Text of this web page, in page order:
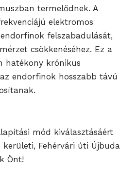
termelődnek. A
elektromos
felszabadulását,
csökkenéséhez. Ez a
hatékony krónikus
endorfinok hosszabb távú
mód kiválasztásáért
kerületi, Fehérvári úti Újbuda
Önt!